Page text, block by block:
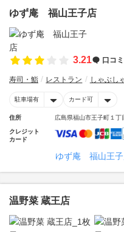
ゆず庵 福山王子店
3.21 口コミ
寿司・鮨 レストラン しゃぶし
駐車場有 カード可
住所 広島県福山市王子町１丁
クレジット
カード
ゆず庵 福山王子
温野菜 蔵王店